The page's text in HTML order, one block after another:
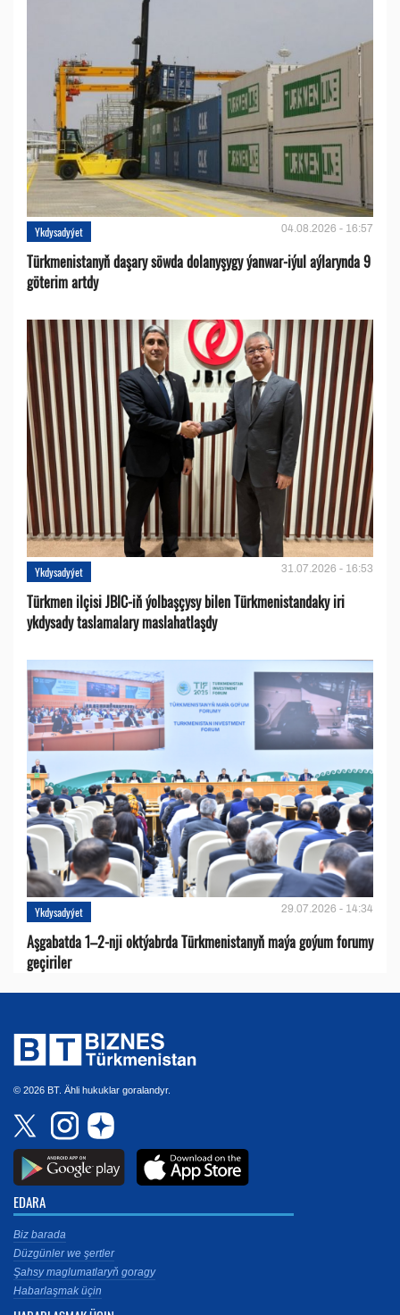
Ykdysadyýet 04.08.2026 - 16:57
Türkmenistanyň daşary söwda dolanyşygy ýanwar-iýul aýlarynda 9
göterim artdy
Ykdysadyýet 31.07.2026 - 16:53
Türkmen ilçisi JBIC-iň ýolbaşçysy bilen Türkmenistandaky iri
ykdysady taslamalary maslahatlaşdy
Ykdysadyýet 29.07.2026 - 14:34
Aşgabatda 1–2-nji oktýabrda Türkmenistanyň maýa goýum forumy
geçiriler
© 2026 BT. Ähli hukuklar goralandyr.
EDARA
Biz barada
Düzgünler we şertler
Şahsy maglumatlaryň goragy
Habarlaşmak üçin